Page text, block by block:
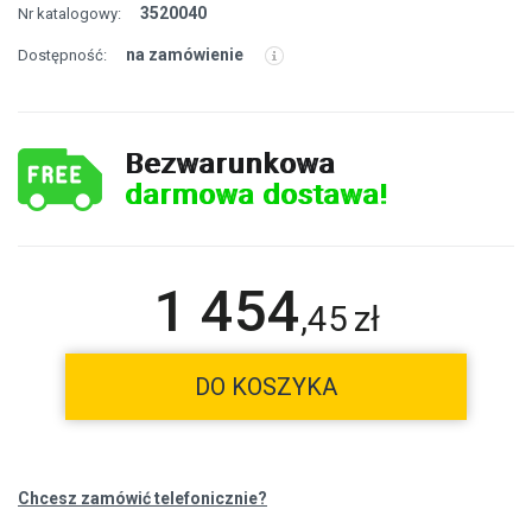
Nr katalogowy: 3520040
Dostępność: na zamówienie
Bezwarunkowa
darmowa dostawa!
1 454,45 zł
DO KOSZYKA
Chcesz zamówić telefonicznie?